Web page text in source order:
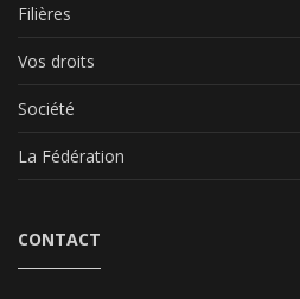
Filières
Vos droits
Société
La Fédération
CONTACT